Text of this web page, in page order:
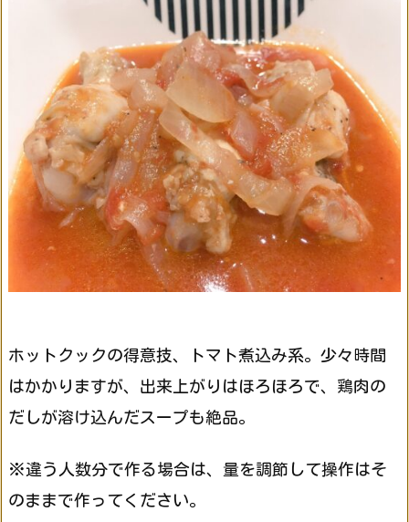
ホットクックの得意技、トマト煮込み系。少々時間
はかかりますが、出来上がりはほろほろで、鶏肉の
だしが溶け込んだスープも絶品。
※違う人数分で作る場合は、量を調節して操作はそ
のままで作ってください。